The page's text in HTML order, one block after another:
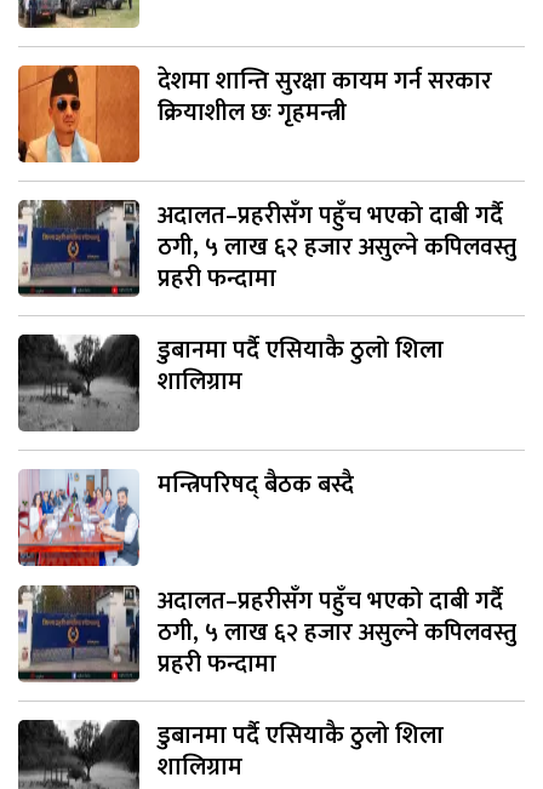
देशमा शान्ति सुरक्षा कायम गर्न सरकार
क्रियाशील छः गृहमन्त्री
अदालत–प्रहरीसँग पहुँच भएको दाबी गर्दै
ठगी, ५ लाख ६२ हजार असुल्ने कपिलवस्तु
प्रहरी फन्दामा
डुबानमा पर्दै एसियाकै ठुलो शिला
शालिग्राम
मन्त्रिपरिषद् बैठक बस्दै
अदालत–प्रहरीसँग पहुँच भएको दाबी गर्दै
ठगी, ५ लाख ६२ हजार असुल्ने कपिलवस्तु
प्रहरी फन्दामा
डुबानमा पर्दै एसियाकै ठुलो शिला
शालिग्राम